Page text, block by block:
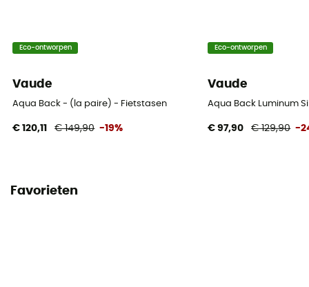
Eco-ontworpen
Vaude
Aqua Back - (la paire) - Fietstasen
€ 120,11 € 149,90 -19%
Eco-ontworpen
Vaude
Aqua Back Luminum
€ 97,90 € 129,90 -
Favorieten